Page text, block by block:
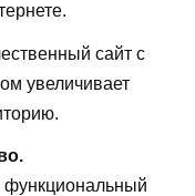
сайт с
увеличивает